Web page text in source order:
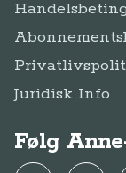
Juridisk Info
Følg